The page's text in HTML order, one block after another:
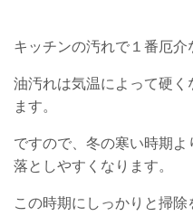
キッチンの汚れで１番厄介
油汚れは気温によって硬
ます。
ですので、冬の寒い時期
落としやすくなります。
この時期にしっかりと掃